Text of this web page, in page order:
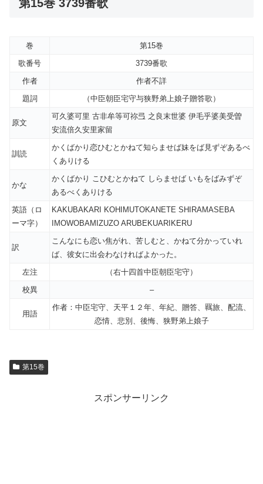
第15巻 3739番歌
巻
第15巻
歌番号
3739番歌
作者
作者不詳
題詞
（中臣朝臣宅守与狭野弟上娘子贈答歌）
原文
可久婆可里 古非牟等可祢弖 之良末世婆 伊毛乎婆美受曽
安流倍久安里家留
訓読
かくばかり恋ひむとかねて知らませば妹をば見ずぞあるべ
くありける
かな
かくばかり こひむとかねて しらませば いもをばみずぞ
あるべくありける
英語（ロ
ーマ字）
KAKUBAKARI KOHIMUTOKANETE SHIRAMASEBA
IMOWOBAMIZUZO ARUBEKUARIKERU
訳
こんなにも恋い焦がれ、苦しむと、かねて分かっていれ
ば、彼女に出会わなければよかった。
左注
（右十四首中臣朝臣宅守）
校異
–
用語
作者：中臣宅守、天平１２年、年紀、贈答、羈旅、配流、
恋情、悲別、後悔、狭野弟上娘子
第15巻
スポンサーリンク